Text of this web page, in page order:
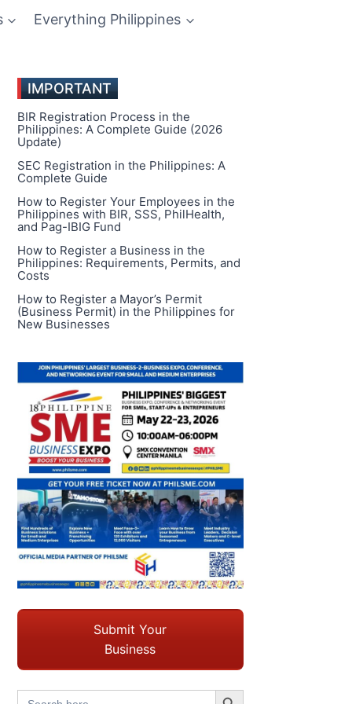
Everything Philippines
IMPORTANT
BIR Registration Process in the
Philippines: A Complete Guide (2026
Update)
SEC Registration in the Philippines: A
Complete Guide
How to Register Your Employees in the
Philippines with BIR, SSS, PhilHealth,
and Pag-IBIG Fund
How to Register a Business in the
Philippines: Requirements, Permits, and
Costs
How to Register a Mayor’s Permit
(Business Permit) in the Philippines for
New Businesses
Submit Your
Business
Search
Search Button